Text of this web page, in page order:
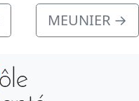
MEUNIER →